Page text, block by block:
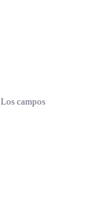
Los campos